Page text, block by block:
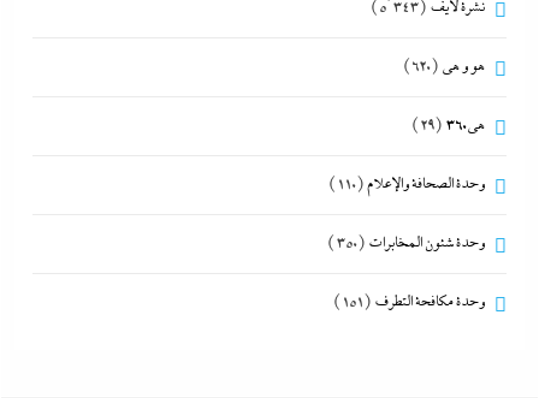
نشرة لايف (5٬343)
هو و هي (620)
هى360 (29)
وحدة الصحافة والإعلام(110)
وحدة شئون المخابرات (350)
وحدة مكافحة التطرف (151)